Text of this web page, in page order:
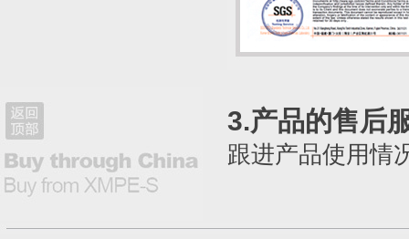
3.产品的售后
跟进产品使用情